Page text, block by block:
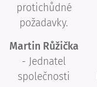
protichůdné
požadavky.
Martin Růžička
- Jednatel
společnosti